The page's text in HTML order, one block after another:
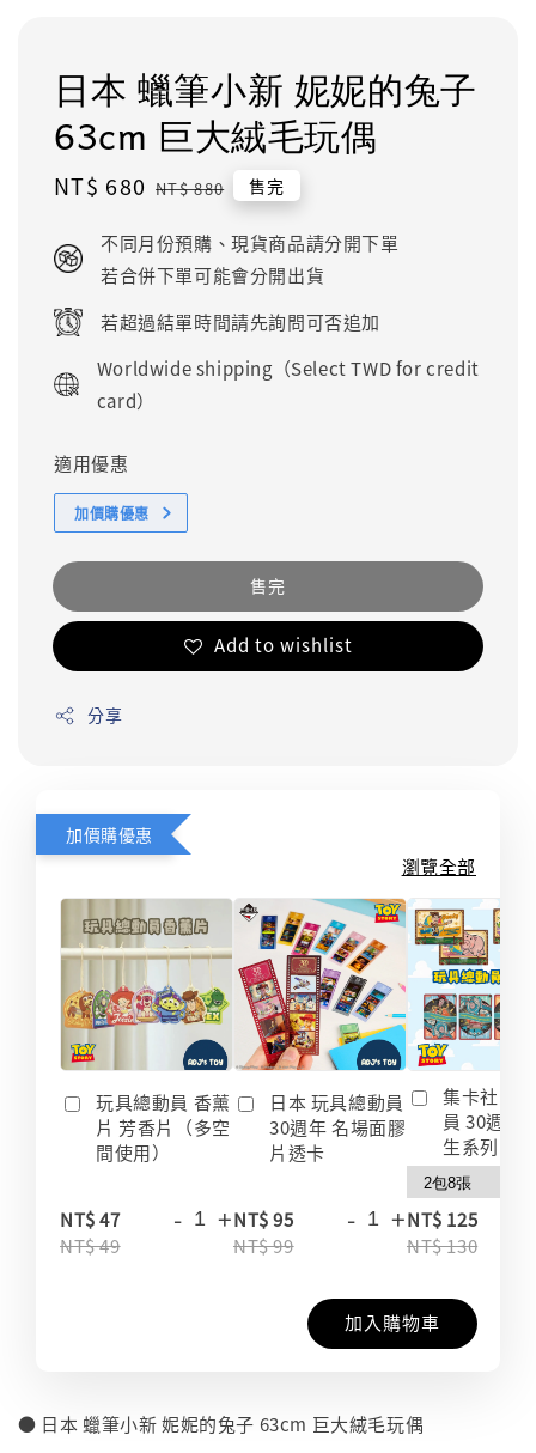
日本 蠟筆小新 妮妮的兔子
63cm 巨大絨毛玩偶
Sale
NT$ 680 Regular
NT$ 880 售完
不同月份預購、現貨商品請分開下單
若合併下單可能會分開出貨
若超過結單時間請先詢問可否追加
Worldwide shipping（Select TWD for credit
card）
適用優惠
加價購優惠
售完
Add to wishlist
分享
加價購優惠
瀏覽全部
玩具總動員 香薰
片 芳香片（多空
間使用）
NT$ 47
NT$ 49
- +
日本 玩具總動員
30週年 名場面膠
片透卡
NT$ 95
NT$ 99
- +
集卡社 玩
員 30週年
生系列 收
NT$ 125
NT$ 130
加入購物車
● 日本 蠟筆小新 妮妮的兔子 63cm 巨大絨毛玩偶